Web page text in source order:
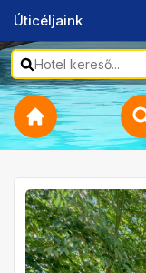
Úticéljaink